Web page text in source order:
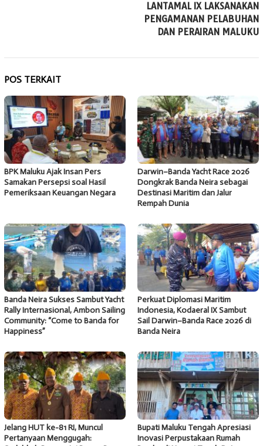
LANTAMAL IX LAKSANAKAN
PENGAMANAN PELABUHAN
DAN PERAIRAN MALUKU
POS TERKAIT
BPK Maluku Ajak Insan Pers
Samakan Persepsi soal Hasil
Pemeriksaan Keuangan Negara
Darwin–Banda Yacht Race 2026
Dongkrak Banda Neira sebagai
Destinasi Maritim dan Jalur
Rempah Dunia
Banda Neira Sukses Sambut Yacht
Rally Internasional, Ambon Sailing
Community: “Come to Banda for
Happiness”
Perkuat Diplomasi Maritim
Indonesia, Kodaeral IX Sambut
Sail Darwin–Banda Race 2026 di
Banda Neira
Jelang HUT ke-81 RI, Muncul
Pertanyaan Menggugah:
Bupati Maluku Tengah Apresiasi
Inovasi Perpustakaan Rumah